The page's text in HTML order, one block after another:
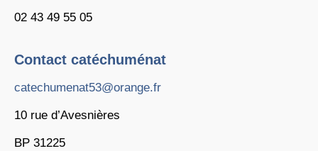
02 43 49 55 05
Contact catéchuménat
catechumenat53@orange.fr
10 rue d’Avesnières
BP 31225